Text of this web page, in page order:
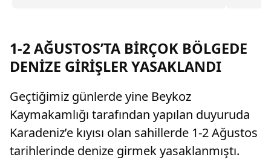
lira tazminat ödemesine karar verildi.
1-2 AĞUSTOS’TA BİRÇOK BÖLGEDE
DENİZE GİRİŞLER YASAKLANDI
Geçtiğimiz günlerde yine Beykoz
Kaymakamlığı tarafından yapılan duyuruda
Karadeniz’e kıyısı olan sahillerde 1-2 Ağustos
tarihlerinde denize girmek yasaklanmıştı.